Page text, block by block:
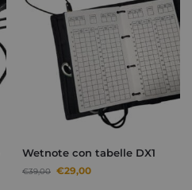
Wetnote con tabelle DX1
€39,00 €29,00